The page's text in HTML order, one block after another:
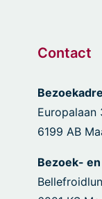
Contact
Europalaan
6199 AB
Bezoek-